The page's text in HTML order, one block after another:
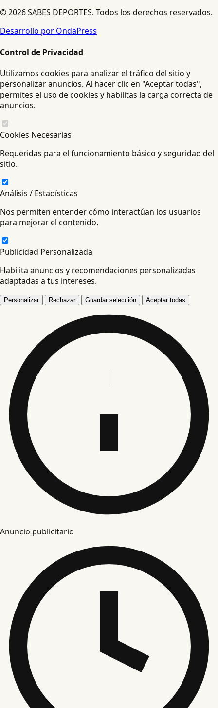
© 2026 SABES DEPORTES. Todos los derechos reservados.
Desarrollo por OndaPress
Control de Privacidad
Utilizamos cookies para analizar el tráfico del sitio y
personalizar anuncios. Al hacer clic en "Aceptar todas",
permites el uso de cookies y habilitas la carga correcta de
anuncios.
Cookies Necesarias
Requeridas para el funcionamiento básico y seguridad del
sitio.
Análisis / Estadísticas
Nos permiten entender cómo interactúan los usuarios
para mejorar el contenido.
Publicidad Personalizada
Habilita anuncios y recomendaciones personalizadas
adaptadas a tus intereses.
Personalizar Rechazar Guardar selección Aceptar todas
Anuncio publicitario